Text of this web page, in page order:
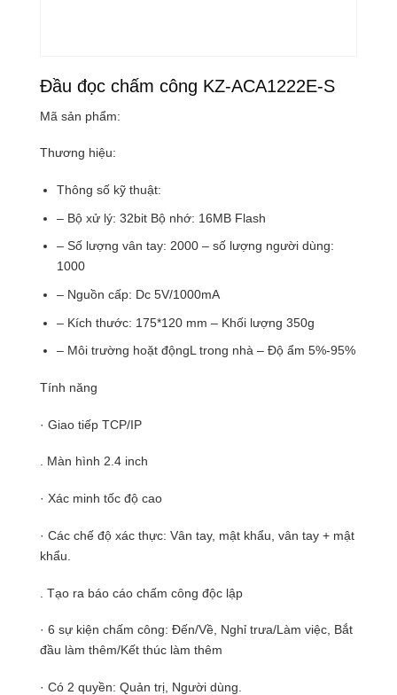
Đầu đọc chấm công KZ-ACA1222E-S
Mã sản phẩm:
Thương hiệu:
Thông số kỹ thuật:
– Bộ xử lý: 32bit Bộ nhớ: 16MB Flash
– Số lượng vân tay: 2000 – số lượng người dùng:
1000
– Nguồn cấp: Dc 5V/1000mA
– Kích thước: 175*120 mm – Khối lượng 350g
– Môi trường hoặt độngL trong nhà – Độ ẩm 5%-95%
Tính năng
· Giao tiếp TCP/IP
. Màn hình 2.4 inch
· Xác minh tốc độ cao
· Các chế độ xác thực: Vân tay, mật khẩu, vân tay + mật
khẩu.
. Tạo ra báo cáo chấm công độc lập
· 6 sự kiện chấm công: Đến/Về, Nghỉ trưa/Làm việc, Bắt
đầu làm thêm/Kết thúc làm thêm
· Có 2 quyền: Quản trị, Người dùng.